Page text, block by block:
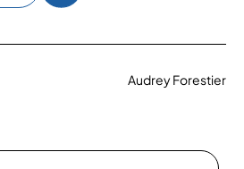
Audrey Forestier